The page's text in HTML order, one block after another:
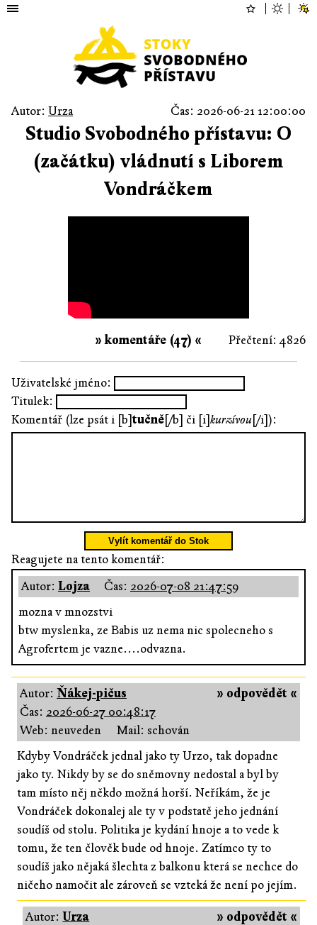
Autor: Urza Čas: 2026-06-21 12:00:00
Studio Svobodného přístavu: O
(začátku) vládnutí s Liborem
Vondráčkem
Přečtení: 4826
» komentáře (47) «
Uživatelské jméno:
Titulek:
Komentář (lze psát i [b]tučně[/b] či [i]kurzívou[/i]):
Vylít komentář do Stok
Reagujete na tento komentář:
Autor: Lojza Čas: 2026-07-08 21:47:59
mozna v mnozstvi
btw myslenka, ze Babis uz nema nic spolecneho s
Agrofertem je vazne....odvazna.
» odpovědět «
Autor: Ňákej-pičus
Čas: 2026-06-27 00:48:17
Web: neuveden
Mail: schován
Kdyby Vondráček jednal jako ty Urzo, tak dopadne
jako ty. Nikdy by se do sněmovny nedostal a byl by
tam místo něj někdo možná horší. Neříkám, že je
Vondráček dokonalej ale ty v podstatě jeho jednání
soudíš od stolu. Politika je kydání hnoje a to vede k
tomu, že ten člověk bude od hnoje. Zatímco ty to
soudíš jako nějaká šlechta z balkonu která se nechce do
ničeho namočit ale zároveň se vzteká že není po jejím.
» odpovědět «
Autor:Urza